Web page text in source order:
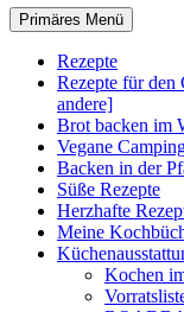
Suchen
Primäres Menü
Rezepte
Rezepte für
andere]
Brot backen im
Vegane
Backen in der
Süße Rezepte
Herzhafte
Meine
Kochen